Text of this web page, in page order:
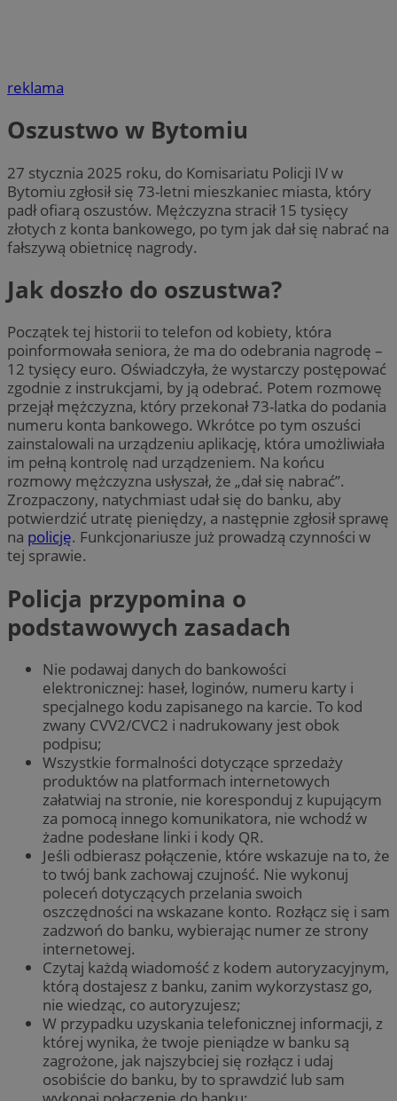
reklama
Oszustwo w Bytomiu
27 stycznia 2025 roku, do Komisariatu Policji IV w
Bytomiu zgłosił się 73-letni mieszkaniec miasta, który
padł ofiarą oszustów. Mężczyzna stracił 15 tysięcy
złotych z konta bankowego, po tym jak dał się nabrać na
fałszywą obietnicę nagrody.
Jak doszło do oszustwa?
Początek tej historii to telefon od kobiety, która
poinformowała seniora, że ma do odebrania nagrodę –
12 tysięcy euro. Oświadczyła, że wystarczy postępować
zgodnie z instrukcjami, by ją odebrać. Potem rozmowę
przejął mężczyzna, który przekonał 73-latka do podania
numeru konta bankowego. Wkrótce po tym oszuści
zainstalowali na urządzeniu aplikację, która umożliwiała
im pełną kontrolę nad urządzeniem. Na końcu
rozmowy mężczyzna usłyszał, że „dał się nabrać”.
Zrozpaczony, natychmiast udał się do banku, aby
potwierdzić utratę pieniędzy, a następnie zgłosił sprawę
na policję. Funkcjonariusze już prowadzą czynności w
tej sprawie.
Policja przypomina o
podstawowych zasadach
Nie podawaj danych do bankowości
elektronicznej: haseł, loginów, numeru karty i
specjalnego kodu zapisanego na karcie. To kod
zwany CVV2/CVC2 i nadrukowany jest obok
podpisu;
Wszystkie formalności dotyczące sprzedaży
produktów na platformach internetowych
załatwiaj na stronie, nie koresponduj z kupującym
za pomocą innego komunikatora, nie wchodź w
żadne podesłane linki i kody QR.
Jeśli odbierasz połączenie, które wskazuje na to, że
to twój bank zachowaj czujność. Nie wykonuj
poleceń dotyczących przelania swoich
oszczędności na wskazane konto. Rozłącz się i sam
zadzwoń do banku, wybierając numer ze strony
internetowej.
Czytaj każdą wiadomość z kodem autoryzacyjnym,
którą dostajesz z banku, zanim wykorzystasz go,
nie wiedząc, co autoryzujesz;
W przypadku uzyskania telefonicznej informacji, z
której wynika, że twoje pieniądze w banku są
zagrożone, jak najszybciej się rozłącz i udaj
osobiście do banku, by to sprawdzić lub sam